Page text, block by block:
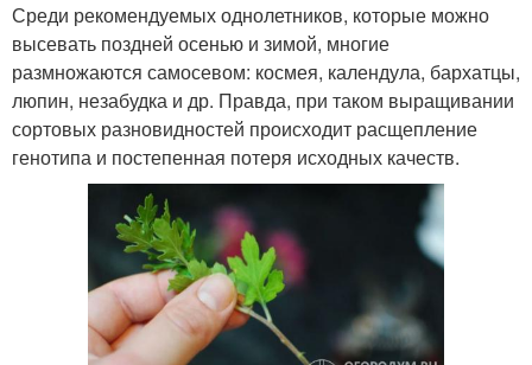
Среди рекомендуемых однолетников, которые можно
высевать поздней осенью и зимой, многие
размножаются самосевом: космея, календула, бархатцы,
люпин, незабудка и др. Правда, при таком выращивании
сортовых разновидностей происходит расщепление
генотипа и постепенная потеря исходных качеств.